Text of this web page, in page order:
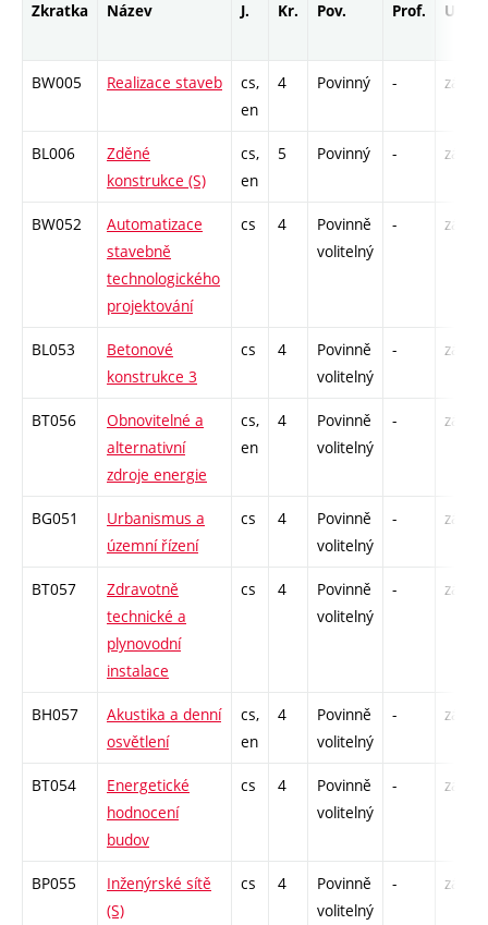
Zkratka Název J. Kr. Pov. Prof. Uk.
BW005 Realizace staveb
cs,
en
4 Povinný - zá,zk
BL006
Zděné
konstrukce (S)
cs,
en
5 Povinný - zá,zk
BW052
Automatizace
stavebně
technologického
projektování
cs 4
Povinně
volitelný
- zá,zk
BL053
Betonové
konstrukce 3
cs 4
Povinně
volitelný
- zá,zk
BT056
Obnovitelné a
alternativní
zdroje energie
cs,
en
4
Povinně
volitelný
- zá,zk
BG051
Urbanismus a
územní řízení
cs 4
Povinně
volitelný
- zá,zk
BT057
Zdravotně
technické a
plynovodní
instalace
cs 4
Povinně
volitelný
- zá,zk
BH057
Akustika a denní
osvětlení
cs,
en
4
Povinně
volitelný
- zá,zk
BT054
Energetické
hodnocení
budov
cs 4
Povinně
volitelný
- zá,zk
BP055
Inženýrské sítě
(S)
cs 4
Povinně
volitelný
- zá,zk